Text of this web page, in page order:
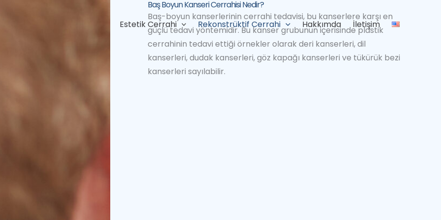
Estetik Cerrahi Rekonstrüktif Cerrahi Hakkımda İletişim
Baş Boyun Kanseri Cerrahisi Nedir?
Baş-boyun kanserlerinin cerrahi tedavisi, bu kanserlere karşı en
güçlü tedavi yöntemidir. Bu kanser grubunun içerisinde plastik
cerrahinin tedavi ettiği örnekler olarak deri kanserleri, dil
kanserleri, dudak kanserleri, göz kapağı kanserleri ve tükürük bezi
kanserleri sayılabilir.